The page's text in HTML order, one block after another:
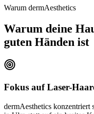
Warum dermAesthetics
Warum deine
guten Händen ist
Fokus auf Laser-
dermAesthetics konzentriert